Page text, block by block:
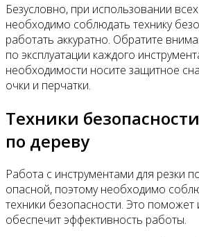
Безусловно, при использовании
необходимо соблюдать технику
работать аккуратно. Обратите
по эксплуатации каждого
необходимости носите защитное
очки и перчатки.
Техники
по дереву
Работа с инструментами для резки
опасной, поэтому необходимо
техники безопасности. Это поможет
обеспечит эффективность работы.